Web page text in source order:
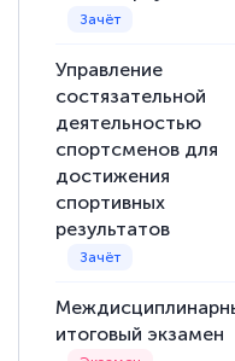
Управление
состязательной
деятельностью
спортсменов для
достижения
спортивных
результатов
итоговый экзамен